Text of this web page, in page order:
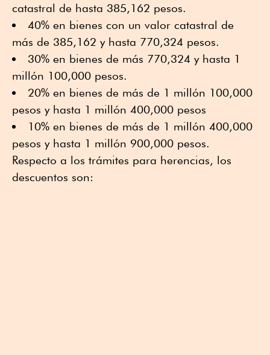
catastral de hasta 385,162 pesos.
40% en bienes con un valor catastral de
más de 385,162 y hasta 770,324 pesos.
30% en bienes de más 770,324 y hasta 1
millón 100,000 pesos.
20% en bienes de más de 1 millón 100,000
pesos y hasta 1 millón 400,000 pesos
10% en bienes de más de 1 millón 400,000
pesos y hasta 1 millón 900,000 pesos.
Respecto a los trámites para herencias, los
descuentos son: